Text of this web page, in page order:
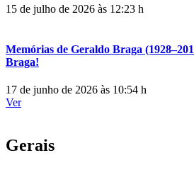
15 de julho de 2026 às 12:23 h
Memórias de Geraldo Braga
Braga!
17 de junho de 2026 às 10:54 h
Ver
Gerais